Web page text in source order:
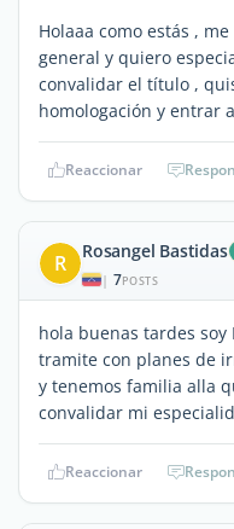
Holaaa como estás ,
general y quiero
convalidar el título ,
homologación y entrar
Reaccionar
R Rosangel Bastidas
| 7POSTS
hola buenas tardes
tramite con planes de
y tenemos familia alla
convalidar mi
Reaccionar